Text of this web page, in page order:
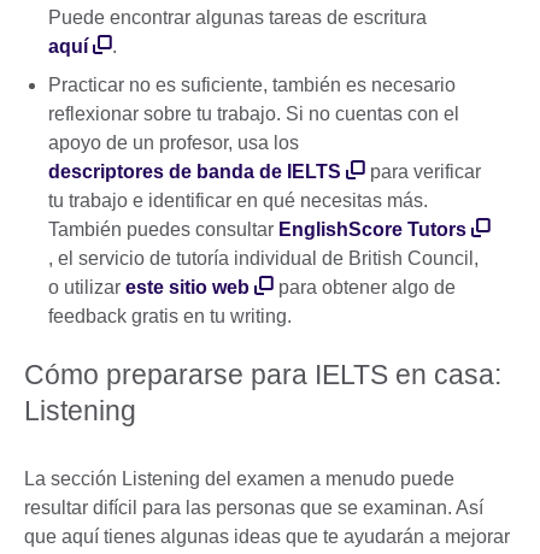
Puede encontrar algunas tareas de escritura
aquí
.
Practicar no es suficiente, también es necesario
reflexionar sobre tu trabajo. Si no cuentas con el
apoyo de un profesor, usa los
descriptores de banda de IELTS
para verificar
tu trabajo e identificar en qué necesitas más.
También puedes consultar EnglishScore Tutors
, el servicio de tutoría individual de British Council,
o utilizar este sitio web
para obtener algo de
feedback gratis en tu writing.
Cómo prepararse para IELTS en casa:
Listening
La sección Listening del examen a menudo puede
resultar difícil para las personas que se examinan. Así
que aquí tienes algunas ideas que te ayudarán a mejorar